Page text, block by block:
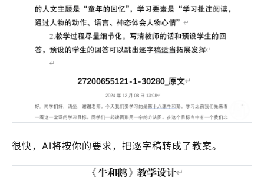
很快，AI将按你的要求，把逐字稿转成了教案。